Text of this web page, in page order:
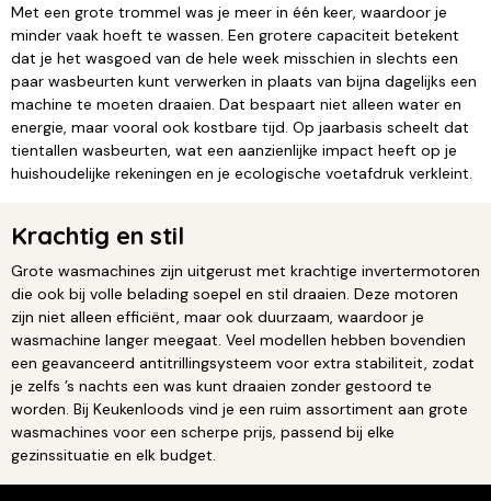
Met een grote trommel was je meer in één keer, waardoor je
minder vaak hoeft te wassen. Een grotere capaciteit betekent
dat je het wasgoed van de hele week misschien in slechts een
paar wasbeurten kunt verwerken in plaats van bijna dagelijks een
machine te moeten draaien. Dat bespaart niet alleen water en
energie, maar vooral ook kostbare tijd. Op jaarbasis scheelt dat
tientallen wasbeurten, wat een aanzienlijke impact heeft op je
huishoudelijke rekeningen en je ecologische voetafdruk verkleint.
Krachtig en stil
Grote wasmachines zijn uitgerust met krachtige invertermotoren
die ook bij volle belading soepel en stil draaien. Deze motoren
zijn niet alleen efficiënt, maar ook duurzaam, waardoor je
wasmachine langer meegaat. Veel modellen hebben bovendien
een geavanceerd antitrillingsysteem voor extra stabiliteit, zodat
je zelfs ’s nachts een was kunt draaien zonder gestoord te
worden. Bij Keukenloods vind je een ruim assortiment aan grote
wasmachines voor een scherpe prijs, passend bij elke
gezinssituatie en elk budget.